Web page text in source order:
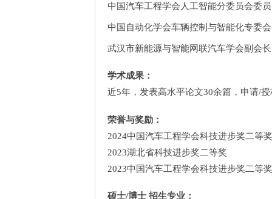
中国汽车工程学会人工智能分委员会委员
中国自动化学会车辆控制与智能化专委
武汉市新能源与智能网联汽车学会副会长
学术成果：
近5年，发表高水平论文30余篇，申请/授
荣誉与奖励：
2024中国汽车工程学会科技进步奖二等奖
2023湖北省科技进步奖二等奖
2023中国汽车工程学会科技进步奖二等奖
硕士/博士 招生专业：